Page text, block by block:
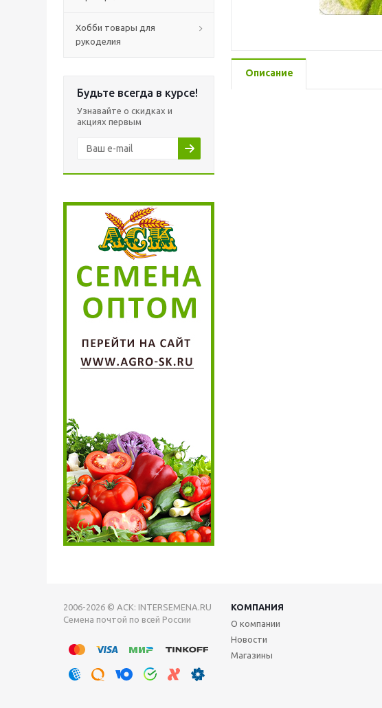
Хобби товары для
рукоделия
Будьте всегда в курсе!
Узнавайте о скидках и
акциях первым
Описание
2006-2026 © АСК: INTERSEMENA.RU
Семена почтой по всей России
КОМПАНИЯ
О компании
Новости
Магазины